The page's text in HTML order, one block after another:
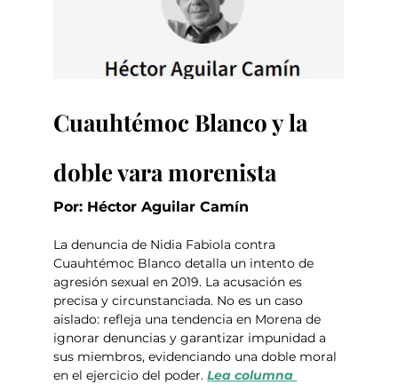
Cuauhtémoc Blanco y la
doble vara morenista
Por: Héctor Aguilar Camín
La denuncia de Nidia Fabiola contra
Cuauhtémoc Blanco detalla un intento de
agresión sexual en 2019. La acusación es
precisa y circunstanciada. No es un caso
aislado: refleja una tendencia en Morena de
ignorar denuncias y garantizar impunidad a
sus miembros, evidenciando una doble moral
en el ejercicio del poder. Lea columna